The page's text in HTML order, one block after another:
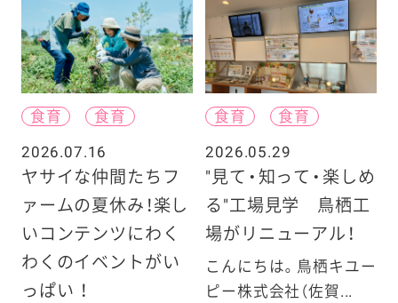
食育
食育
2026.07.16
ヤサイな仲間たちフ
ァームの夏休み！楽し
いコンテンツにわく
わくのイベントがい
っぱい ！
食育
食育
2026.05.29
"見て・知って・楽しめ
る"工場見学 鳥栖工
場がリニューアル！
こんにちは。鳥栖キユー
ピー株式会社（佐賀...